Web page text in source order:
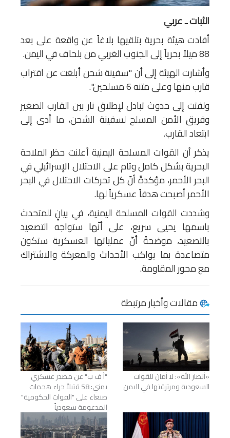
الثبات ـ عربي
أفادت هيئة بحرية بتلقيها بلاغاً عن واقعة على بعد
88 ميلاً بحرياً إلى الجنوب الغربي من بلحاف في اليمن.
وأشارت الهيئة إلى أن "سفينة شحن أبلغت عن اقتراب
قارب منها وعلى متنه 6 مسلحين".
ولفتت إلى حدوث تبادل لإطلاق نار بين القارب الصغير
وفريق الأمن المسلح لسفينة الشحن، ما أدى إلى
ابتعاد القارب.
يذكر أن القوات المسلحة اليمنية أعلنت حظر الملاحة
البحرية بشكل كامل وتام على الاحتلال الإسرائيلي في
البحر الأحمر، مؤكدةً أنّ كل تحركات الاحتلال في البحر
الأحمر أصبحت هدفاً عسكرياً لها.
وشددت القوات المسلحة اليمنية، في بيانٍ للمتحدث
باسمها يحيى سريع، على أنّها ستواجه التصعيد
بالتصعيد، موضحةً أنّ عملياتها العسكرية ستكون
متصاعدة بما يواكب الأحداث والمعركة والاشتراك
مع محور المقاومة.
مقالات وأخبار مرتبطة
«أنصار الله»: لا أمان للقوات
السعودية ومرتزقتها في اليمن
"أ ف ب" عن مصدر عسكري
يمني: 58 قتيلاً جراء هجمات
صنعاء على "القوات الحكومية"
المدعومة سعودياً